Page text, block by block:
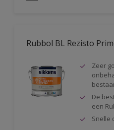
Rubbol BL Rezisto
Zeer
De
een
Snelle